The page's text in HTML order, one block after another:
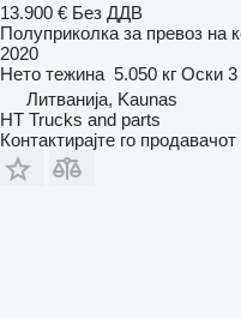
13.900 € Без ДДВ
Полуприколка за превоз на
2020
Нето тежина 5.050 кг Оски 3
Литванија, Kaunas
HT Trucks and parts
Контактирајте го продавачот